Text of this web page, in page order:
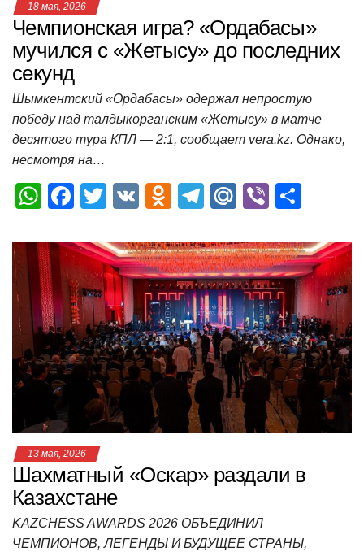
18 мая, 2026
Чемпионская игра? «Ордабасы»
мучился с «Жетысу» до последних
секунд
Шымкентский «Ордабасы» одержал непростую
победу над талдыкорганским «Жетысу» в матче
десятого тура КПЛ — 2:1, сообщает vera.kz. Однако,
несмотря на…
W
at
s
A
p
p
F
c
e
b
o
o
T
tt
er
V
O
n
o
kl
a
ss
ni
ki
T
e
gr
a
m
M
.R
u
Vi
er п
р
а
в
и
т
13 мая, 2026
Шахматный «Оскар» раздали в
Казахстане
KAZCHESS AWARDS 2026 ОБЪЕДИНИЛ
ЧЕМПИОНОВ, ЛЕГЕНДЫ И БУДУЩЕЕ СТРАНЫ,